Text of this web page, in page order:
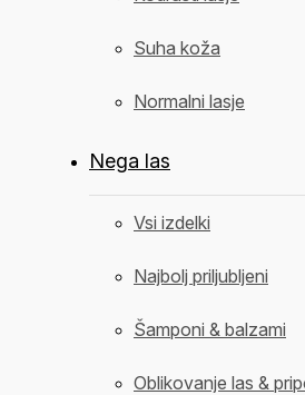
Suha koža
Normalni lasje
Nega las
Vsi izdelki
Najbolj priljubljeni
Šamponi & balzami
Oblikovanje las &